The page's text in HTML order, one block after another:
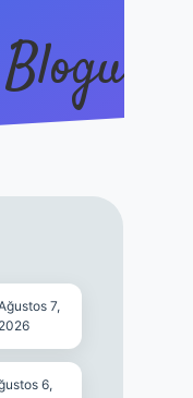
7,
2026
6,
hiltonbet güncel giriş